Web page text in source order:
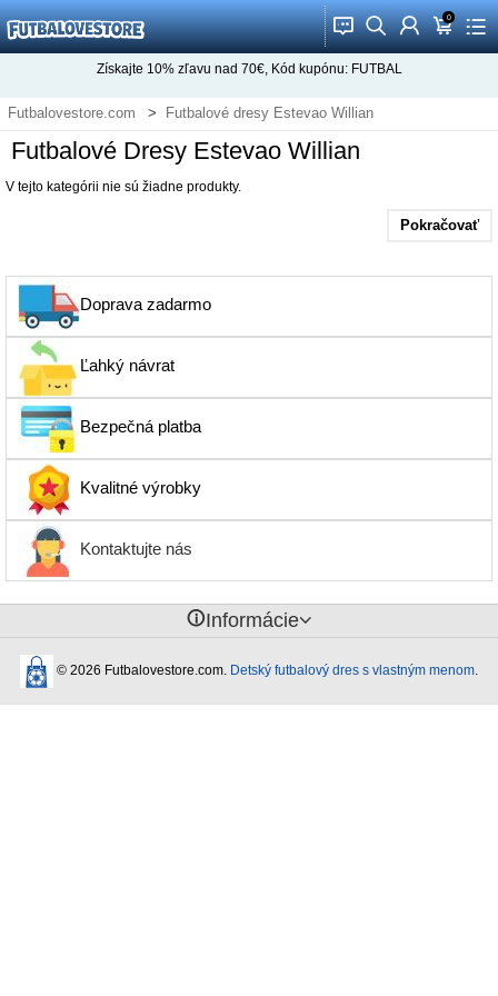
󰂱 󰂨 󰃳 0
󰃦 󰃖
Získajte 10%zľavu nad 70€, Kód kupónu: FUTBAL
Futbalovestore.com Futbalové dresy Estevao Willian
Futbalové Dresy Estevao Willian
V tejto kategórii nie sú žiadne produkty.
Pokračovať
Doprava zadarmo
Ľahký návrat
Bezpečná platba
Kvalitné výrobky
Kontaktujte nás
󰈢Informácie
© 2026 Futbalovestore.com. Detský futbalový dres s vlastným menom.